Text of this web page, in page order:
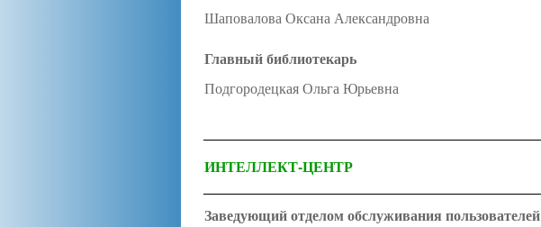
Шаповалова Оксана Александровна
Главный библиотекарь
Подгородецкая Ольга Юрьевна
ИНТЕЛЛЕКТ-ЦЕНТР
Заведующий отделом обслуживания пользователей